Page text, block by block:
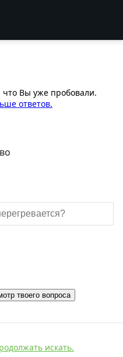
что Вы уже пробовали.
ответов.
твоего вопроса
искать.